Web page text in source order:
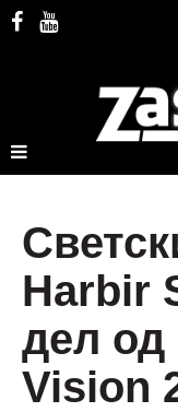
Harbir
дел од
Vision